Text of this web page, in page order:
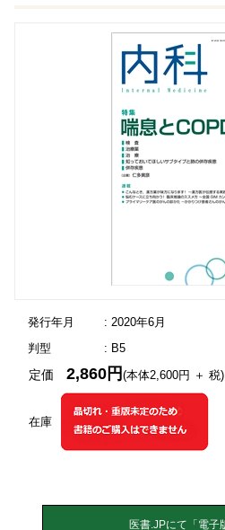
発行年月
: 2020年6月
判型
: B5
在庫
定価2,860円(本体2,600円 ＋ 税)